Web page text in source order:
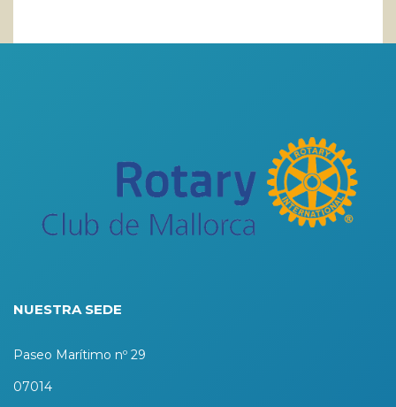
NUESTRA SEDE
Paseo Marítimo nº 29
07014